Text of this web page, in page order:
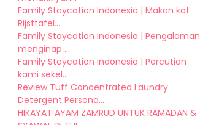
Family Staycation Indonesia | Makan kat
Rijsttafel...
Family Staycation Indonesia | Pengalaman
menginap ...
Family Staycation Indonesia | Percutian
kami sekel...
Review Tuff Concentrated Laundry
Detergent Persona...
HIKAYAT AYAM ZAMRUD UNTUK RAMADAN &